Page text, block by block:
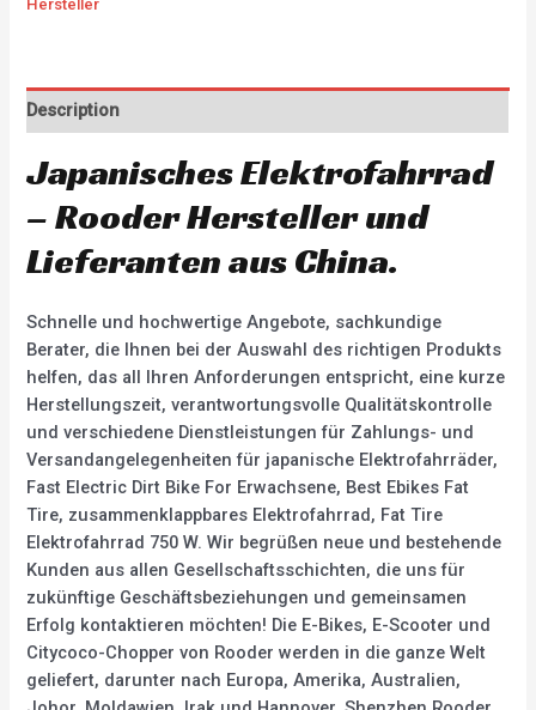
Hersteller
Description
Japanisches Elektrofahrrad
– Rooder Hersteller und
Lieferanten aus China.
Schnelle und hochwertige Angebote, sachkundige
Berater, die Ihnen bei der Auswahl des richtigen Produkts
helfen, das all Ihren Anforderungen entspricht, eine kurze
Herstellungszeit, verantwortungsvolle Qualitätskontrolle
und verschiedene Dienstleistungen für Zahlungs- und
Versandangelegenheiten für japanische Elektrofahrräder,
Fast Electric Dirt Bike For Erwachsene, Best Ebikes Fat
Tire, zusammenklappbares Elektrofahrrad, Fat Tire
Elektrofahrrad 750 W. Wir begrüßen neue und bestehende
Kunden aus allen Gesellschaftsschichten, die uns für
zukünftige Geschäftsbeziehungen und gemeinsamen
Erfolg kontaktieren möchten! Die E-Bikes, E-Scooter und
Citycoco-Chopper von Rooder werden in die ganze Welt
geliefert, darunter nach Europa, Amerika, Australien,